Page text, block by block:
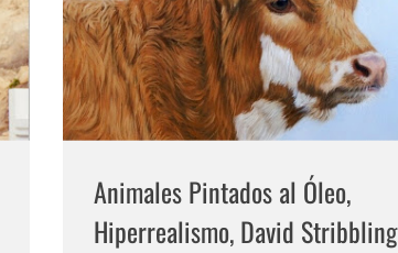
Animales Pintados al Óleo,
Hiperrealismo, David Stribbling